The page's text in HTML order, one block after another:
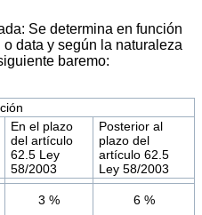
Se determina en función
data y según la naturaleza
baremo:
En el plazo
del artículo
62.5 Ley
58/2003
Posterior al
plazo del
artículo 62.5
Ley 58/2003
3 %
6 %